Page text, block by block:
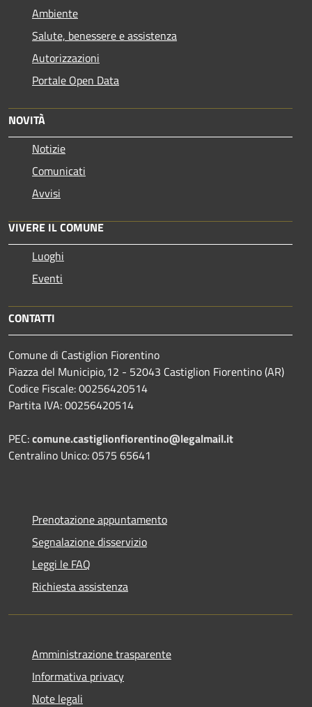
Ambiente
Salute, benessere e assistenza
Autorizzazioni
Portale Open Data
NOVITÀ
Notizie
Comunicati
Avvisi
VIVERE IL COMUNE
Luoghi
Eventi
CONTATTI
Comune di Castiglion Fiorentino
Piazza del Municipio,12 - 52043 Castiglion Fiorentino (AR)
Codice Fiscale: 00256420514
Partita IVA: 00256420514
PEC:comune.castiglionfiorentino@legalmail.it
Centralino Unico: 0575 65641
Prenotazione appuntamento
Segnalazione disservizio
Leggi le FAQ
Richiesta assistenza
Amministrazione trasparente
Informativa privacy
Note legali